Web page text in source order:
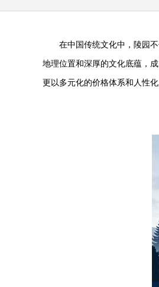
在中国传统文化中，陵园
地理位置和深厚的文化底蕴，
更以多元化的价格体系和人性